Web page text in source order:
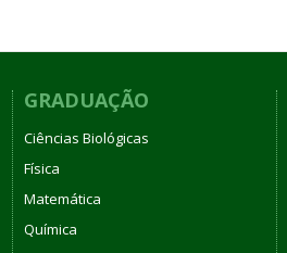
GRADUAÇÃO
Ciências Biológicas
Física
Matemática
Química